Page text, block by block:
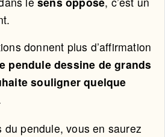
donnent plus d’affirmation
pendule dessine de grands
souligner quelque
du pendule, vous en saurez